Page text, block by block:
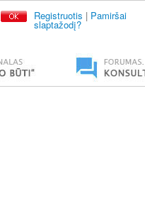
Registruotis | Pamiršai
slaptažodį?